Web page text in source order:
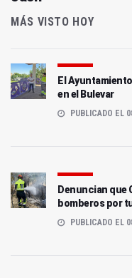
MÁS VISTO HOY
El
en el Bulevar
PUBLICADO EL
Denuncian que
bomberos por
PUBLICADO EL